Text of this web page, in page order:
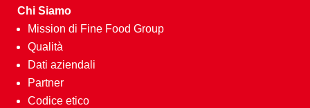
Chi Siamo
Mission di Fine Food Group
Qualità
Dati aziendali
Partner
Codice etico